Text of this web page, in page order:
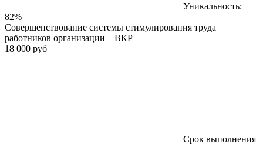
Уникальность:
82%
Совершенствование системы стимулирования труда
работников организации – ВКР
18 000 руб
Срок выполнения